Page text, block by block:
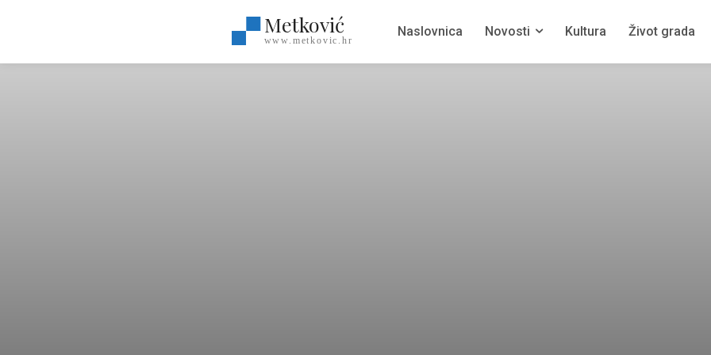
Metković
www.metkovic.hr
Naslovnica Novosti Kultura Život grada